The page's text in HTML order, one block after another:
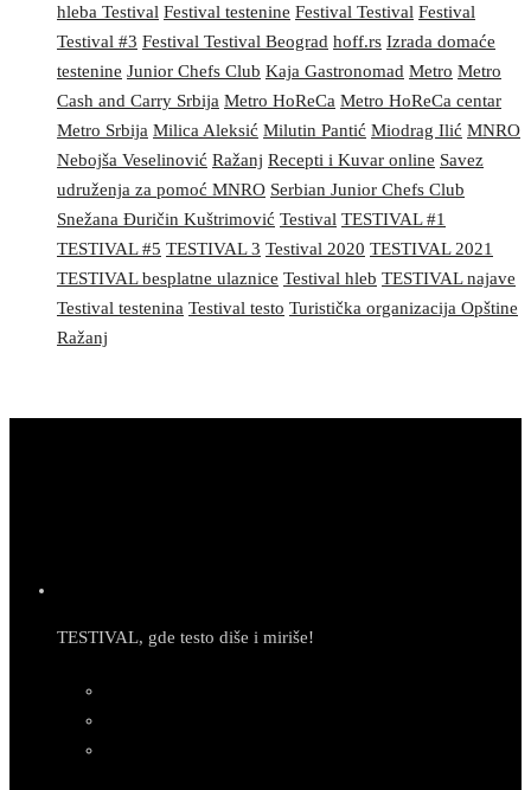
hleba Testival Festival testenine Festival Testival Festival
Testival #3 Festival Testival Beograd hoff.rs Izrada domaće
testenine Junior Chefs Club Kaja Gastronomad Metro Metro
Cash and Carry Srbija Metro HoReCa Metro HoReCa centar
Metro Srbija Milica Aleksić Milutin Pantić Miodrag Ilić MNRO
Nebojša Veselinović Ražanj Recepti i Kuvar online Savez
udruženja za pomoć MNRO Serbian Junior Chefs Club
Snežana Đuričin Kuštrimović Testival TESTIVAL #1
TESTIVAL #5 TESTIVAL 3 Testival 2020 TESTIVAL 2021
TESTIVAL besplatne ulaznice Testival hleb TESTIVAL najave
Testival testenina Testival testo Turistička organizacija Opštine
Ražanj
TESTIVAL, gde testo diše i miriše!